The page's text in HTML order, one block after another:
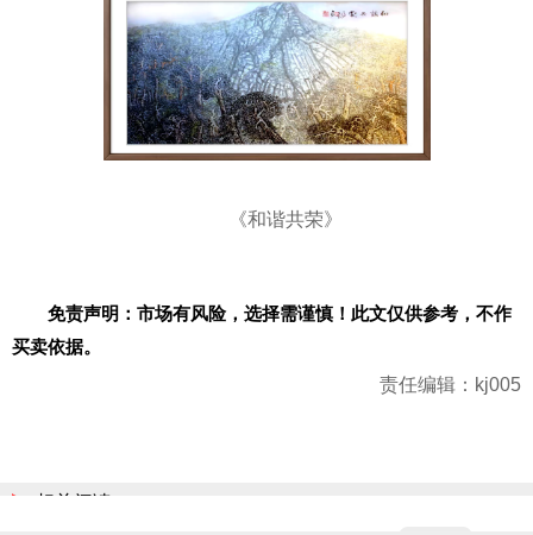
《和谐共荣》
免责声明：市场有风险，选择需谨慎！此文仅供参考，不作
买卖依据。
责任编辑：kj005
相关阅读